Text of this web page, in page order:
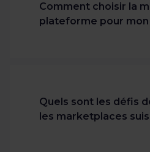
Zalando, Amazon et
Comment choisir la
plateforme pour
produits tech. La
performe
Quels sont les défis
les marketplaces